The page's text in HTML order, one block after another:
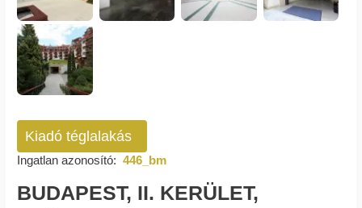
Kiadó téglalakás
Ingatlan azonosító: 446_bm
BUDAPEST, II. KERÜLET,